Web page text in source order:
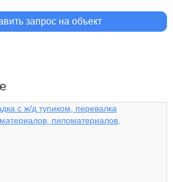
запрос на объект